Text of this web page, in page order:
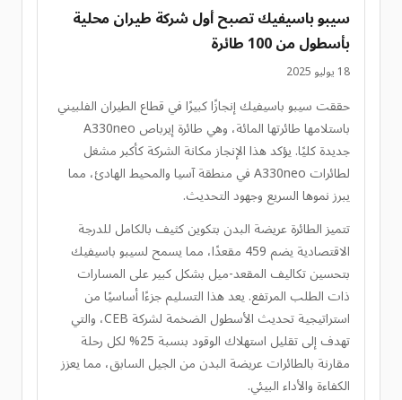
سيبو باسيفيك تصبح أول شركة طيران محلية
بأسطول من 100 طائرة
18 يوليو 2025
حققت سيبو باسيفيك إنجازًا كبيرًا في قطاع الطيران الفلبيني
باستلامها طائرتها المائة، وهي طائرة إيرباص A330neo
جديدة كليًا. يؤكد هذا الإنجاز مكانة الشركة كأكبر مشغل
لطائرات A330neo في منطقة آسيا والمحيط الهادئ، مما
يبرز نموها السريع وجهود التحديث.
تتميز الطائرة عريضة البدن بتكوين كثيف بالكامل للدرجة
الاقتصادية يضم 459 مقعدًا، مما يسمح لسيبو باسيفيك
بتحسين تكاليف المقعد-ميل بشكل كبير على المسارات
ذات الطلب المرتفع. يعد هذا التسليم جزءًا أساسيًا من
استراتيجية تحديث الأسطول الضخمة لشركة CEB، والتي
تهدف إلى تقليل استهلاك الوقود بنسبة 25% لكل رحلة
مقارنة بالطائرات عريضة البدن من الجيل السابق، مما يعزز
الكفاءة والأداء البيئي.